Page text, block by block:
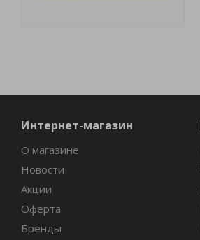
Интернет-магазин
О магазине
Новости
Акции
Оферта
Бренды